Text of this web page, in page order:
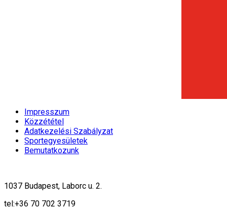
Impresszum
Közzététel
Adatkezelési Szabályzat
Sportegyesületek
Bemutatkozunk
1037 Budapest, Laborc u. 2.
tel:+36 70 702 3719